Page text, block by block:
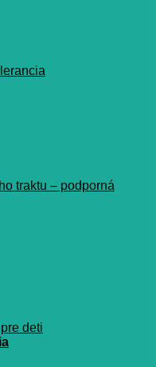
traktu – podporná
deti